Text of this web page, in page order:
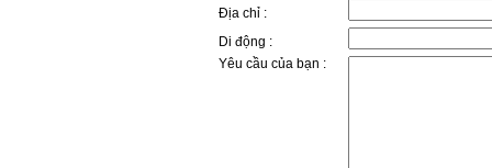
Địa chỉ :
Di động :
Yêu cầu của bạn :